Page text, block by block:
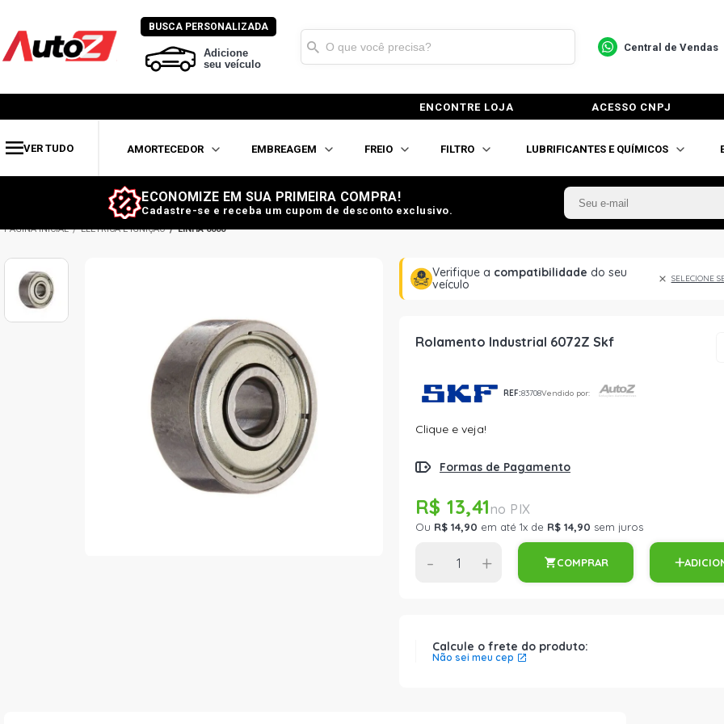
BUSCA PERSONALIZADA
Adicione
seu veículo
Central de Vendas
ENCONTRE LOJA ACESSO CNPJ
VER TUDO AMORTECEDOR EMBREAGEM FREIO FILTRO LUBRIFICANTES E QUÍMICOS
ECONOMIZE EM SUA PRIMEIRA COMPRA!
Cadastre-se e receba um cupom de desconto exclusivo.
ELÉTRICA E IGNIÇÃO LINHA 6000
Verifique a compatibilidade do seu
veículo
SELECIONE
Rolamento Industrial 6072Z Skf
REF:83708Vendido por:
Clique e veja!
Formas de Pagamento
R$ 13,41
Ou R$ 14,90 em até 1x de R$ 14,90 sem juros
- + COMPRAR
Calcule o frete do produto:
Não sei meu cep